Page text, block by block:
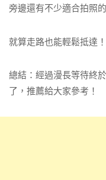
旁邊還有不少適合拍照
就算走路也能輕鬆抵達！
總結：經過漫長等待終
了，推薦給大家參考！